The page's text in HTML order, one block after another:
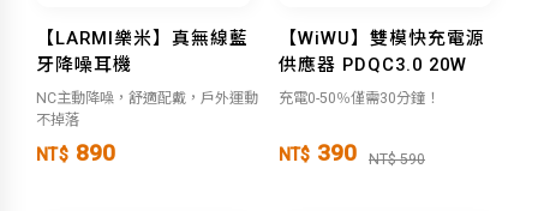
【LARMI樂米】真無線藍
牙降噪耳機
NC主動降噪，舒適配戴，戶外運動
不掉落
NT$ 890
【WiWU】雙模快充電源
供應器 PDQC3.0 20W
充電0-50％僅需30分鐘！
NT$ 390 NT$ 590